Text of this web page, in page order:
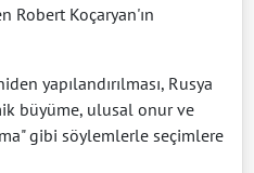
Robert Koçaryan'ın
yapılandırılması, Rusya
büyüme, ulusal onur ve
gibi söylemlerle seçimlere